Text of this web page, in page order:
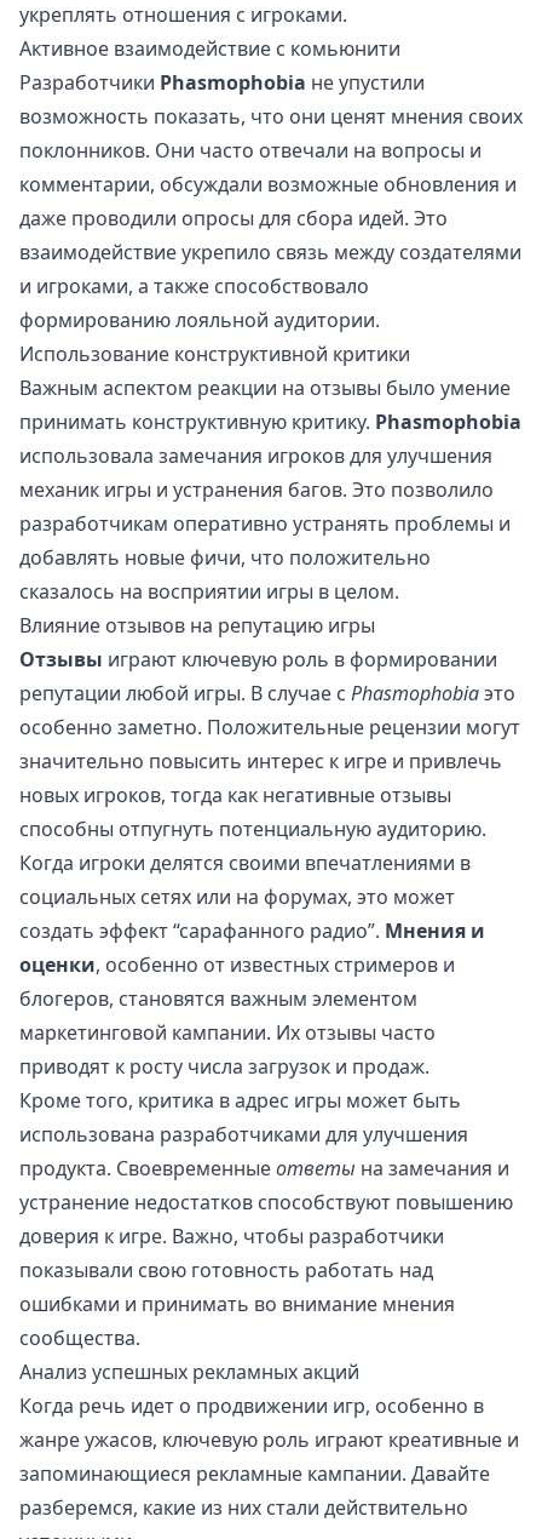
укреплять отношения с игроками.
Активное взаимодействие с комьюнити
Разработчики Phasmophobia не упустили
возможность показать, что они ценят мнения своих
поклонников. Они часто отвечали на вопросы и
комментарии, обсуждали возможные обновления и
даже проводили опросы для сбора идей. Это
взаимодействие укрепило связь между создателями
и игроками, а также способствовало
формированию лояльной аудитории.
Использование конструктивной критики
Важным аспектом реакции на отзывы было умение
принимать конструктивную критику. Phasmophobia
использовала замечания игроков для улучшения
механик игры и устранения багов. Это позволило
разработчикам оперативно устранять проблемы и
добавлять новые фичи, что положительно
сказалось на восприятии игры в целом.
Влияние отзывов на репутацию игры
Отзывы играют ключевую роль в формировании
репутации любой игры. В случае с Phasmophobiaэто
особенно заметно. Положительные рецензии могут
значительно повысить интерес к игре и привлечь
новых игроков, тогда как негативные отзывы
способны отпугнуть потенциальную аудиторию.
Когда игроки делятся своими впечатлениями в
социальных сетях или на форумах, это может
создать эффект “сарафанного радио”. Мнения и
оценки, особенно от известных стримеров и
блогеров, становятся важным элементом
маркетинговой кампании. Их отзывы часто
приводят к росту числа загрузок и продаж.
Кроме того, критика в адрес игры может быть
использована разработчиками для улучшения
продукта. Своевременныеответы на замечания и
устранение недостатков способствуют повышению
доверия к игре. Важно, чтобы разработчики
показывали свою готовность работать над
ошибками и принимать во внимание мнения
сообщества.
Анализ успешных рекламных акций
Когда речь идет о продвижении игр, особенно в
жанре ужасов, ключевую роль играют креативные и
запоминающиеся рекламные кампании. Давайте
разберемся, какие из них стали действительно